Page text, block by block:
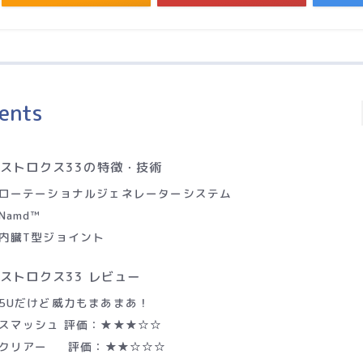
トロクス33の特徴・技術
ーテーショナルジェネレーターシステム
臓T型ジョイント
トロクス33 レビュー
だけど威力もまあまあ！
マッシュ 評価：★★★☆☆
リアー 評価：★★☆☆☆